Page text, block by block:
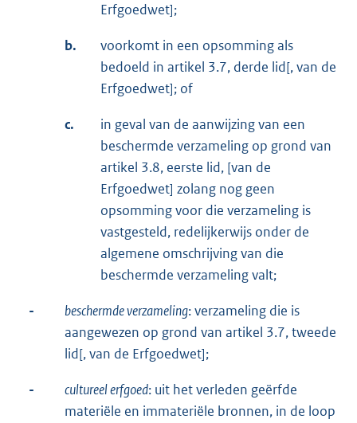
Erfgoedwet];
b.
voorkomt in een opsomming als
bedoeld in artikel 3.7, derde lid[, van de
Erfgoedwet]; of
c.
in geval van de aanwijzing van een
beschermde verzameling op grond van
artikel 3.8, eerste lid, [van de
Erfgoedwet] zolang nog geen
opsomming voor die verzameling is
vastgesteld, redelijkerwijs onder de
algemene omschrijving van die
beschermde verzameling valt;
- beschermde verzameling: verzameling die is
aangewezen op grond van artikel 3.7, tweede
lid[, van de Erfgoedwet];
- cultureel erfgoed: uit het verleden geërfde
materiële en immateriële bronnen, in de loop